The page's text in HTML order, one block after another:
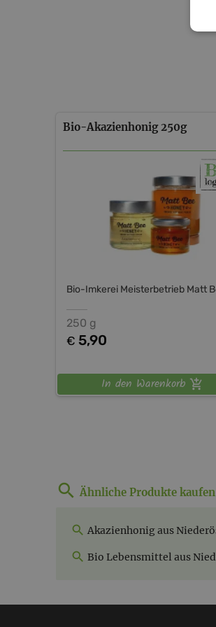
Bio-Akazienhonig 250g
250 g
€ 5,90
In den Warenkorb
Ähnliche Produkte kaufen
Akazienhonig aus
Bio Lebensmittel aus